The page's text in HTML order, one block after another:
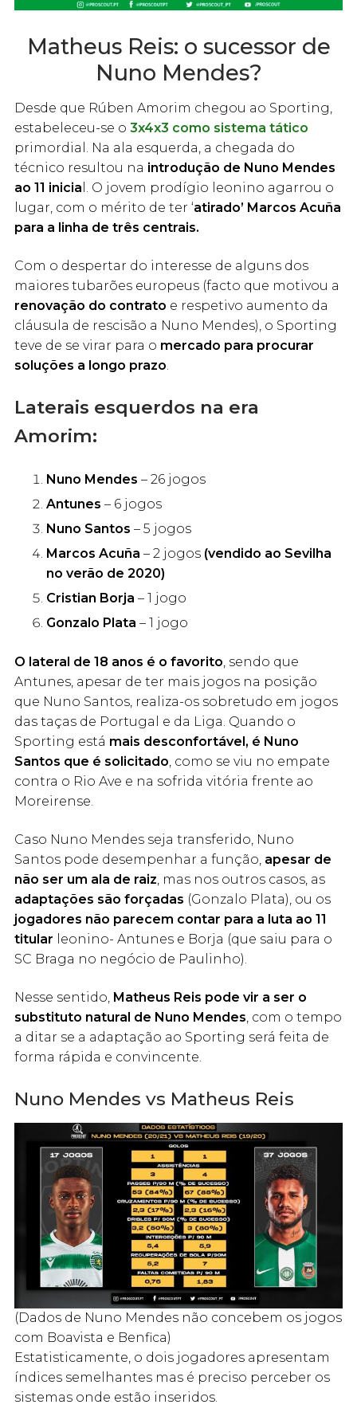
Matheus Reis: o sucessor de
Nuno Mendes?
Desde que Rúben Amorim chegou ao Sporting,
estabeleceu-se o 3x4x3 como sistema tático
primordial. Na ala esquerda, a chegada do
técnico resultou na introdução de Nuno Mendes
ao 11 inicia l. O jovem prodígio leonino agarrou o
lugar, com o mérito de ter ‘atirado’ Marcos Acuña
para a linha de três centrais.
Com o despertar do interesse de alguns dos
maiores tubarões europeus (facto que motivou a
renovação do contrato e respetivo aumento da
cláusula de rescisão a Nuno Mendes), o Sporting
teve de se virar para o mercado para procurar
soluções a longo prazo
Laterais esquerdos na era
Amorim:
Nuno Mendes – 26 jogos
Antunes – 6 jogos
Nuno Santos – 5 jogos
Marcos Acuña – 2 jogos (vendido ao Sevilha
no verão de 2020)
Cristian Borja – 1 jogo
Gonzalo Plata – 1 jogo
O lateral de 18 anos é o favorito, sendo que
Antunes, apesar de ter mais jogos na posição
que Nuno Santos, realiza-os sobretudo em jogos
das taças de Portugal e da Liga. Quando o
Sporting está mais desconfortável, é Nuno
Santos que é solicitado, como se viu no empate
contra o Rio Ave e na sofrida vitória frente ao
Moreirense.
Caso Nuno Mendes seja transferido, Nuno
Santos pode desempenhar a função, apesar de
não ser um ala de raiz, mas nos outros casos, as
adaptações são forçadas (Gonzalo Plata), ou os
jogadores não parecem contar para a luta ao 11
titular leonino- Antunes e Borja (que saiu para o
SC Braga no negócio de Paulinho).
Nesse sentido, Matheus Reis pode vir a ser o
substituto natural de Nuno Mendes , com o tempo
a ditar se a adaptação ao Sporting será feita de
forma rápida e convincente.
Nuno Mendes vs Matheus Reis
(Dados de Nuno Mendes não concebem os jogos
com Boavista e Benfica)
Estatisticamente, o dois jogadores apresentam
índices semelhantes mas é preciso perceber os
sistemas onde estão inseridos.